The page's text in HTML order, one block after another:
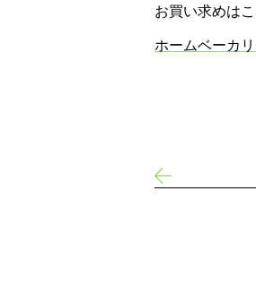
お買い求めは
ホームベーカ